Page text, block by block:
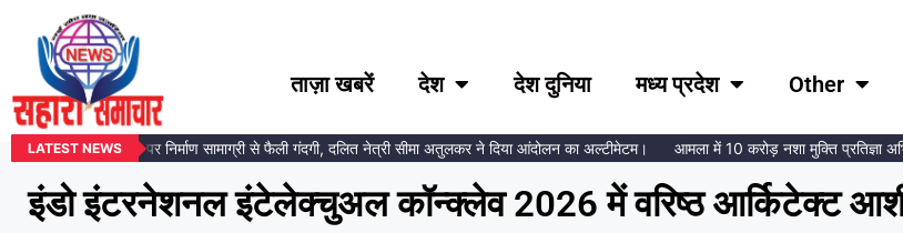
ताज़ा खबरें देश देश दुनिया मध्य प्रदेश Other
LATEST NEWS
प्रतिमा स्थल पर निर्माण सामाग्री से फैली गंदगी, दलित नेत्री सीमा अतुलकर ने दिया आंदोलन का अल्टीमेटम। आमला में 10 करोड़ नशा मुक्ति प्रतिज्ञा अभियान
इंडो इंटरनेशनल इंटेलेक्चुअल कॉन्क्लेव 2026 में वरिष्ठ आर्किटेक्ट